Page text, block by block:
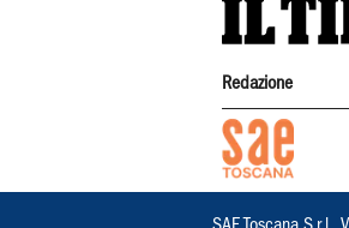
Redazione